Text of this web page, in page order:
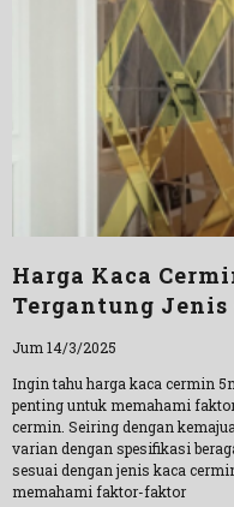
Harga Kaca
Tergantung
Jum 14/3/2025
Ingin tahu harga kaca cermin
penting untuk memahami
cermin. Seiring dengan
varian dengan spesifikasi
sesuai dengan jenis kaca
memahami faktor-faktor